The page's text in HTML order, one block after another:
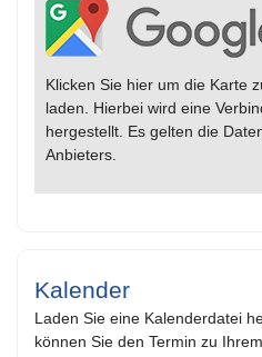
Klicken Sie hier um die Karte
laden. Hierbei wird eine
hergestellt. Es gelten die
Anbieters.
Kalender
Laden Sie eine Kalenderdatei
können Sie den Termin zu